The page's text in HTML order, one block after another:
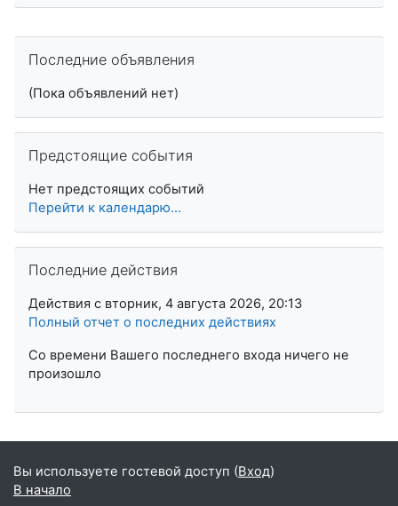
Последние объявления
(Пока объявлений нет)
Предстоящие события
Нет предстоящих событий
Перейти к календарю...
Последние действия
Действия с вторник, 4 августа 2026, 20:13
Полный отчет о последних действиях
Со времени Вашего последнего входа ничего не
произошло
Вы используете гостевой доступ (Вход)
В начало